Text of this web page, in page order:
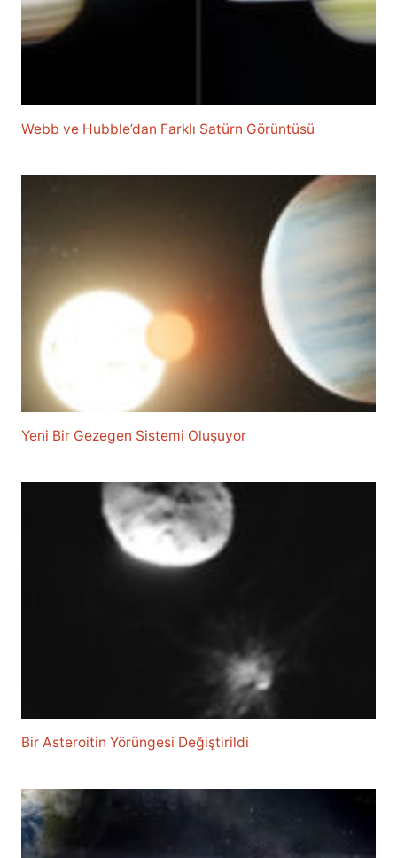
Webb ve Hubble’dan Farklı Satürn Görüntüsü
Yeni Bir Gezegen Sistemi Oluşuyor
Bir Asteroitin Yörüngesi Değiştirildi